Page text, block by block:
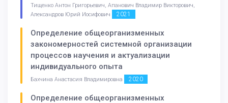
Тищенко Антон Григорьевич, Апанович Владимир Викторович,
Александров Юрий Иосифович
2021
Определение общеорганизменных
закономерностей системной организации
процессов научения и актуализации
индивидуального опыта
Бахчина Анастасия Владимировна 2020
Определение общеорганизменных